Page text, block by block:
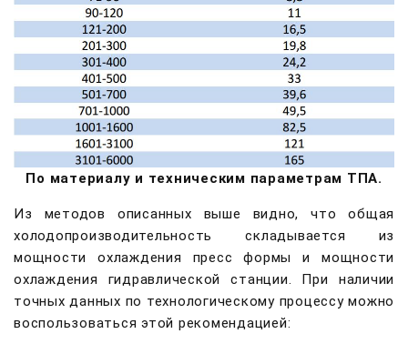
По материалу и техническим параметрам ТПА.
Из методов описанных выше видно, что общая
холодопроизводительность складывается из
мощности охлаждения пресс формы и мощности
охлаждения гидравлической станции. При наличии
точных данных по технологическому процессу можно
воспользоваться этой рекомендацией: